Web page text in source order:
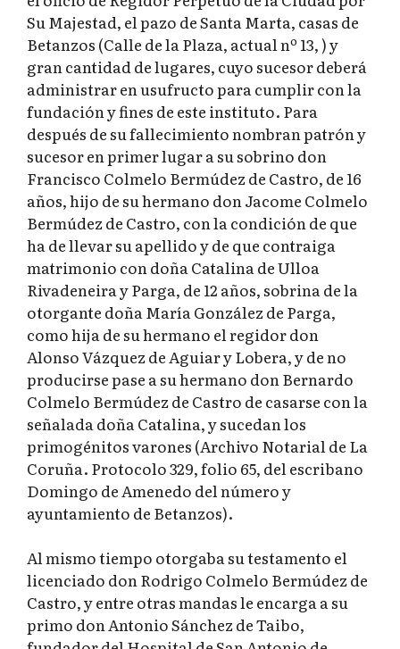
Su Majestad, el pazo de Santa Marta, casas de
Betanzos (Calle de la Plaza, actual nº 13, ) y
gran cantidad de lugares, cuyo sucesor deberá
administrar en usufructo para cumplir con la
fundación y fines de este instituto. Para
después de su fallecimiento nombran patrón y
sucesor en primer lugar a su sobrino don
Francisco Colmelo Bermúdez de Castro, de 16
años, hijo de su hermano don Jacome Colmelo
Bermúdez de Castro, con la condición de que
ha de llevar su apellido y de que contraiga
matrimonio con doña Catalina de Ulloa
Rivadeneira y Parga, de 12 años, sobrina de la
otorgante doña María González de Parga,
como hija de su hermano el regidor don
Alonso Vázquez de Aguiar y Lobera, y de no
producirse pase a su hermano don Bernardo
Colmelo Bermúdez de Castro de casarse con la
señalada doña Catalina, y sucedan los
primogénitos varones (Archivo Notarial de La
Coruña. Protocolo 329, folio 65, del escribano
Domingo de Amenedo del número y
ayuntamiento de Betanzos).
Al mismo tiempo otorgaba su testamento el
licenciado don Rodrigo Colmelo Bermúdez de
Castro, y entre otras mandas le encarga a su
primo don Antonio Sánchez de Taibo,